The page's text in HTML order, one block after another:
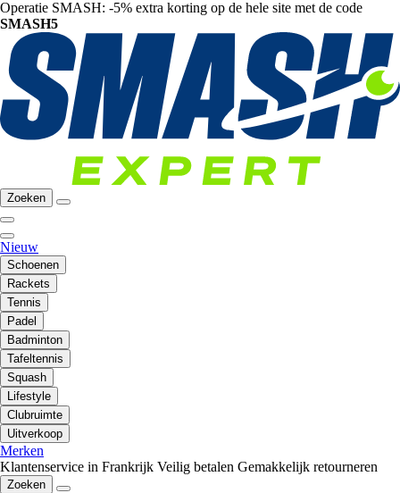
Operatie SMASH: -5% extra korting op de hele site met de code
SMASH5
Zoeken
Nieuw
Schoenen
Rackets
Tennis
Padel
Badminton
Tafeltennis
Squash
Lifestyle
Clubruimte
Uitverkoop
Merken
Klantenservice in Frankrijk Veilig betalen Gemakkelijk retourneren
Zoeken